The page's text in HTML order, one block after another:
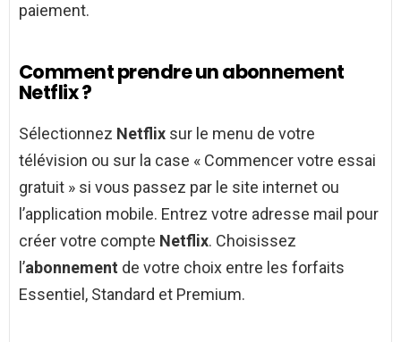
paiement.
Comment prendre un abonnement
Netflix ?
Sélectionnez Netflix sur le menu de votre
télévision ou sur la case « Commencer votre essai
gratuit » si vous passez par le site internet ou
l’application mobile. Entrez votre adresse mail pour
créer votre compte Netflix. Choisissez
l’abonnement de votre choix entre les forfaits
Essentiel, Standard et Premium.